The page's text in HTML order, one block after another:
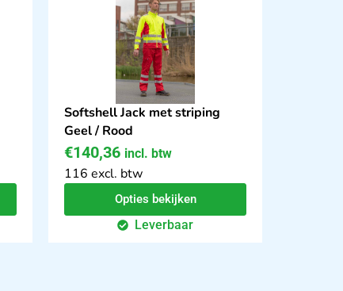
Softshell Jack met striping
Geel / Rood
€140,36 incl. btw
116 excl. btw
Opties bekijken
Leverbaar